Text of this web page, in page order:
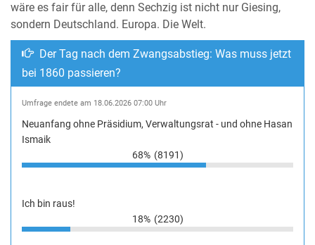
wäre es fair für alle, denn Sechzig ist nicht nur Giesing,
sondern Deutschland. Europa. Die Welt.
Der Tag nach dem Zwangsabstieg: Was muss jetzt
bei 1860 passieren?
Umfrage endete am 18.06.2026 07:00 Uhr
Neuanfang ohne Präsidium, Verwaltungsrat - und ohne Hasan
Ismaik
68% (8191)
Ich bin raus!
18% (2230)